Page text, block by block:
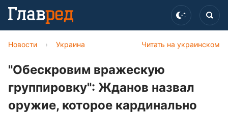
Читать на украинском
Новости › Украина
"Обескровим вражескую
группировку": Жданов назвал
оружие, которое кардинально